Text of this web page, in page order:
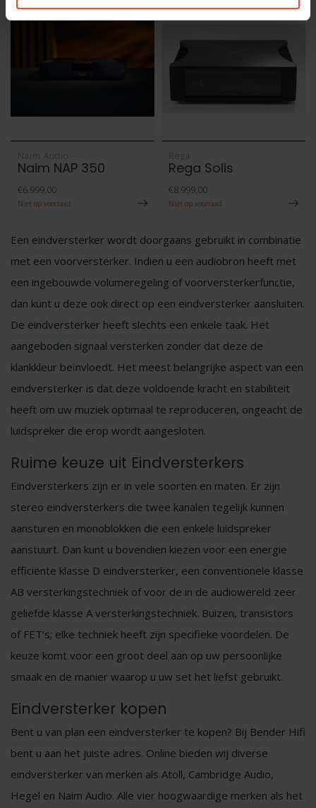
Naim Audio
Naim NAP 350
€6.999,00
Niet op voorraad
Rega
Rega Solis
€8.999,00
Niet op voorraad
Een eindversterker wordt doorgaans gebruikt in combinatie
met een voorversterker. Indien u een audiobron heeft met
een ingebouwde volumeregeling of voorversterkerfunctie,
dan kunt u deze ook direct op een eindversterker aansluiten.
De eindversterker heeft slechts een enkele taak. Het
aangeboden signaal versterken zonder dat deze de
klankkleur beïnvloedt. Het meest belangrijke aspect van een
eindversterker is dat deze voldoende kracht en stabiliteit
heeft om uw muziek optimaal te reproduceren, ongeacht de
luidspreker die erop wordt aangesloten.
Ruime keuze uit Eindversterkers
Eindversterkers zijn er in vele soorten en maten. Er zijn
stereo eindversterkers die twee kanalen tegelijk kunnen
aansturen en monoblokken die een enkele luidspreker
aanstuurt. Dan kunt u bovendien kiezen voor een energie
efficiënte klasse D eindversterker, een conventionele klasse
AB versterkingstechniek of voor de in de audiowereld zeer
geliefde klasse A versterkingstechniek. Buizen, transistors
of FET’s; elke techniek heeft zijn specifieke voordelen. De
keuze komt voor een groot deel aan op uw persoonlijke
smaak en de manier waarop u uw set het liefst gebruikt.
Eindversterker kopen
Bent u van plan een eindversterker te kopen? Bij Bender Hifi
bent u aan het juiste adres. Online bieden wij diverse
eindversterker van merken als Atoll, Cambridge Audio,
Hegel en Naim Audio. Alle vier hoogwaardige merken als het